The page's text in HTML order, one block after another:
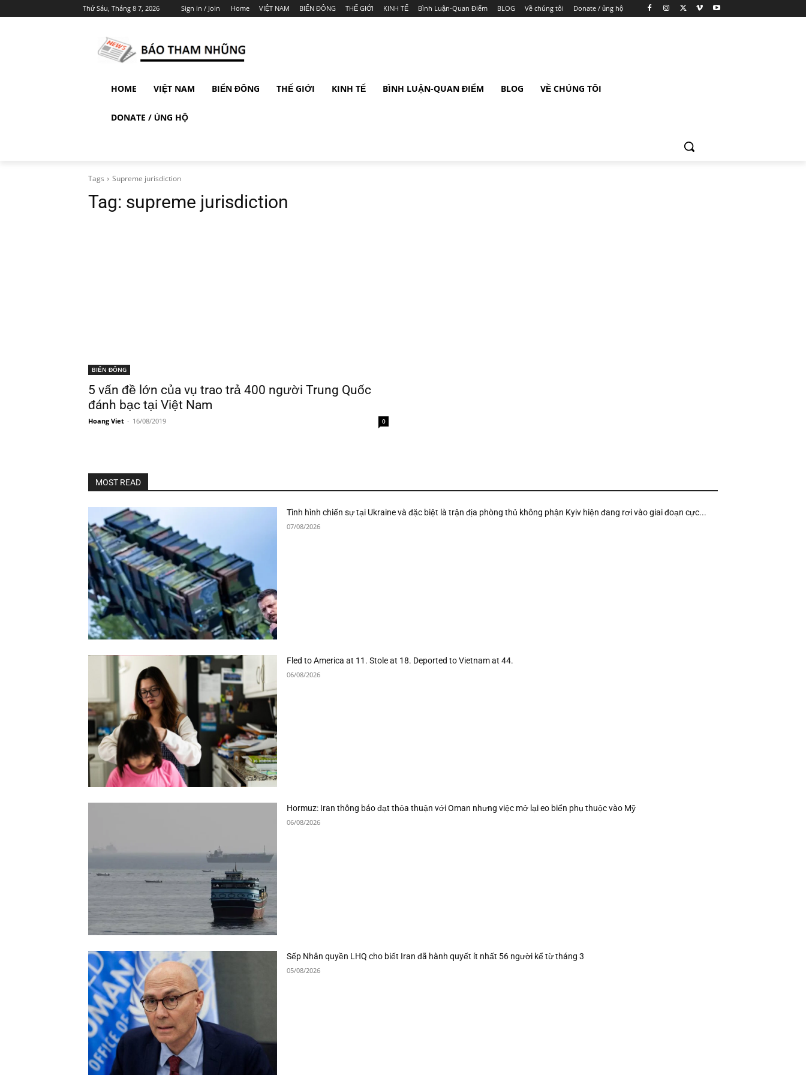
Thứ Sáu, Tháng 8 7, 2026 Sign in / Join Home VIỆT NAM BIỂN ĐÔNG THẾ GIỚI KINH TẾ Bình Luận-Quan Điểm BLOG Về chúng tôi Donate / ủng hộ
HOME VIỆT NAM BIỂN ĐÔNG THẾ GIỚI KINH TẾ BÌNH LUẬN-QUAN ĐIỂM BLOG VỀ CHÚNG TÔI
DONATE / ỦNG HỘ
Tags Supreme jurisdiction
Tag: supreme jurisdiction
BIỂN ĐÔNG
5 vấn đề lớn của vụ trao trả 400 người Trung Quốc
đánh bạc tại Việt Nam
Hoang Viet - 16/08/2019 0
MOST READ
Tình hình chiến sự tại Ukraine và đặc biệt là trận địa phòng thủ không phận Kyiv hiện đang rơi vào giai đoạn cực...
07/08/2026
Fled to America at 11. Stole at 18. Deported to Vietnam at 44.
06/08/2026
Hormuz: Iran thông báo đạt thỏa thuận với Oman nhưng việc mở lại eo biển phụ thuộc vào Mỹ
06/08/2026
Sếp Nhân quyền LHQ cho biết Iran đã hành quyết ít nhất 56 người kể từ tháng 3
05/08/2026